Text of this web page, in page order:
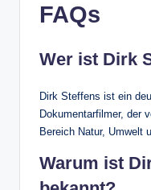
FAQs
Wer ist Dirk
Dirk Steffens ist ein
Dokumentarfilmer, der
Bereich Natur, Umwelt
Warum ist